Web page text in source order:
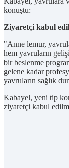
konuştu:
Ziyaretçi kabul
"Anne lemur,
hem yavruların
bir beslenme
gelene kadar
yavruların sağlık
Kabayel, yeni tip
ziyaretçi kabul